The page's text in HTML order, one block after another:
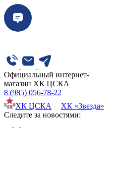
Официальный интернет-
магазин ХК ЦСКА
8 (985) 056-78-22
ХК ЦСКА
ХК «Звезда»
Cледите за новостями: